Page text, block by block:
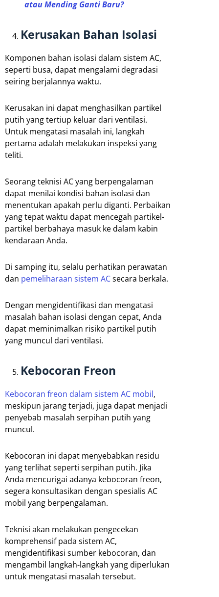
atau Mending Ganti Baru?
Kerusakan Bahan Isolasi
Komponen bahan isolasi dalam sistem AC,
seperti busa, dapat mengalami degradasi
seiring berjalannya waktu.
Kerusakan ini dapat menghasilkan partikel
putih yang tertiup keluar dari ventilasi.
Untuk mengatasi masalah ini, langkah
pertama adalah melakukan inspeksi yang
teliti.
Seorang teknisi AC yang berpengalaman
dapat menilai kondisi bahan isolasi dan
menentukan apakah perlu diganti. Perbaikan
yang tepat waktu dapat mencegah partikel-
partikel berbahaya masuk ke dalam kabin
kendaraan Anda.
Di samping itu, selalu perhatikan perawatan
dan pemeliharaan sistem ACsecara berkala.
Dengan mengidentifikasi dan mengatasi
masalah bahan isolasi dengan cepat, Anda
dapat meminimalkan risiko partikel putih
yang muncul dari ventilasi.
Kebocoran Freon
Kebocoran freon dalam sistem AC mobil,
meskipun jarang terjadi, juga dapat menjadi
penyebab masalah serpihan putih yang
muncul.
Kebocoran ini dapat menyebabkan residu
yang terlihat seperti serpihan putih. Jika
Anda mencurigai adanya kebocoran freon,
segera konsultasikan dengan spesialis AC
mobil yang berpengalaman.
Teknisi akan melakukan pengecekan
komprehensif pada sistem AC,
mengidentifikasi sumber kebocoran, dan
mengambil langkah-langkah yang diperlukan
untuk mengatasi masalah tersebut.